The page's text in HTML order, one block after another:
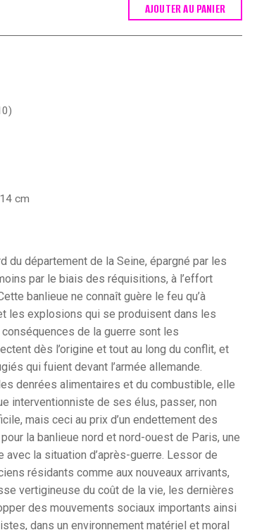
AJOUTER AU PANIER
cm
du département de la Seine, épargné par les
par le biais des réquisitions, à l’effort
banlieue ne connaît guère le feu qu’à
les explosions qui se produisent dans les
de la guerre sont les
dès l’origine et tout au long du conflit, et
qui fuient devant l’armée allemande.
denrées alimentaires et du combustible, elle
interventionniste de ses élus, passer, non
mais ceci au prix d’un endettement des
la banlieue nord et nord-ouest de Paris, une
la situation d’après-guerre. Lessor de
résidants comme aux nouveaux arrivants,
vertigineuse du coût de la vie, les dernières
des mouvements sociaux importants ainsi
dans un environnement matériel et moral